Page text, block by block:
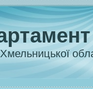
Хмельницької